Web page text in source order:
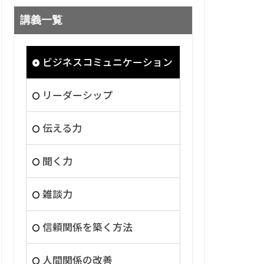
講義一覧
ビジネスコミュニケーション
リーダーシップ
伝える力
聞く力
雑談力
信頼関係を築く方法
人間関係の改善